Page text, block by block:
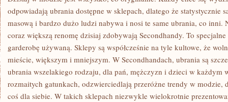
ZAWSZE
ZDOBYWAĆ
odpowiadają ubrania dostępne w sklepach, dlatego że statystycznie
masową i bardzo dużo ludzi nabywa i nosi te same ubrania, co inni.
coraz większą renomę dzisiaj zdobywają Secondhandy. To
garderobę używaną. Sklepy są współcześnie na tyle kultowe, że
mieście, większym i mniejszym. W Secondhandach, ubrania są
ubrania wszelakiego rodzaju, dla pań, mężczyzn i dzieci w każdym
rozmaitych gatunkach, odzwierciedlają przeróżne trendy w modzie,
coś dla siebie. W takich sklepach niezwykle wielokrotnie